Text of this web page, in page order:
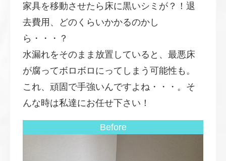
家具を移動させたら床に黒いシミが？！退
去費用、どのくらいかかるのかし
ら・・・？
水漏れをそのまま放置していると、最悪床
が腐ってボロボロにってしまう可能性も。
これ、頑固で手強いんですよね・・・。そ
んな時は私達にお任せ下さい！
Before